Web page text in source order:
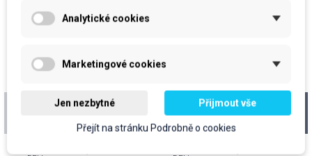
CLEAMEN 631, 5,5Kg
CLEAMEN 613, vysoce
pěnivý alkalický čistič
na udírny, 24kg +
Analytické cookies
Marketingové cookies
Jen nezbytné Přijmout vše
Přejít na stránku Podrobně o cookies